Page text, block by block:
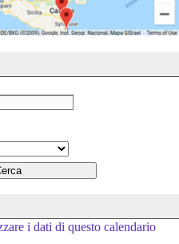
i dati di questo calendario